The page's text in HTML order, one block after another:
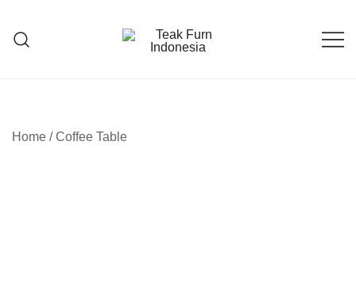
Home /Coffee Table